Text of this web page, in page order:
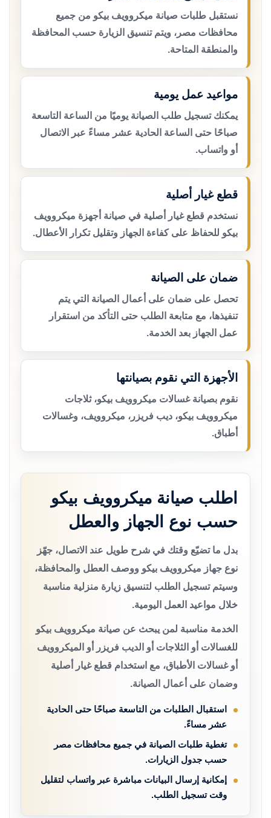
نستقبل طلبات صيانة ميكروويف بيكو من جميع
محافظات مصر، ويتم تنسيق الزيارة حسب المحافظة
والمنطقة المتاحة.
مواعيد عمل يومية
يمكنك تسجيل طلب الصيانة يوميًا من الساعة التاسعة
صباحًا حتى الساعة الحادية عشر مساءً عبر الاتصال
أو واتساب.
قطع غيار أصلية
نستخدم قطع غيار أصلية في صيانة أجهزة ميكروويف
بيكو للحفاظ على كفاءة الجهاز وتقليل تكرار الأعطال.
ضمان على الصيانة
تحصل على ضمان على أعمال الصيانة التي يتم
تنفيذها، مع متابعة الطلب حتى التأكد من استقرار
عمل الجهاز بعد الخدمة.
الأجهزة التي نقوم بصيانتها
نقوم بصيانة غسالات ميكروويف بيكو، ثلاجات
ميكروويف بيكو، ديب فريزر، ميكروويف، وغسالات
أطباق.
اطلب صيانة ميكروويف بيكو
حسب نوع الجهاز والعطل
بدل ما تضيّع وقتك في شرح طويل عند الاتصال، جهّز
نوع جهاز ميكروويف بيكو ووصف العطل والمحافظة،
وسيتم تسجيل الطلب لتنسيق زيارة منزلية مناسبة
خلال مواعيد العمل اليومية.
الخدمة مناسبة لمن يبحث عن صيانة ميكروويف بيكو
للغسالات أو الثلاجات أو الديب فريزر أو الميكروويف
أو غسالات الأطباق، مع استخدام قطع غيار أصلية
وضمان على أعمال الصيانة.
استقبال الطلبات من التاسعة صباحًا حتى الحادية
عشر مساءً.
تغطية طلبات الصيانة في جميع محافظات مصر
حسب جدول الزيارات.
إمكانية إرسال البيانات مباشرة عبر واتساب لتقليل
وقت تسجيل الطلب.